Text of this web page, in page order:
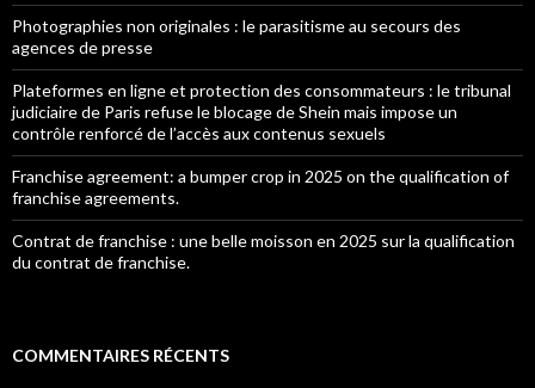
Photographies non originales : le parasitisme au secours des
agences de presse
Plateformes en ligne et protection des consommateurs : le tribunal
judiciaire de Paris refuse le blocage de Shein mais impose un
contrôle renforcé de l’accès aux contenus sexuels
Franchise agreement: a bumper crop in 2025 on the qualification of
franchise agreements.
Contrat de franchise : une belle moisson en 2025 sur la qualification
du contrat de franchise.
COMMENTAIRES RÉCENTS